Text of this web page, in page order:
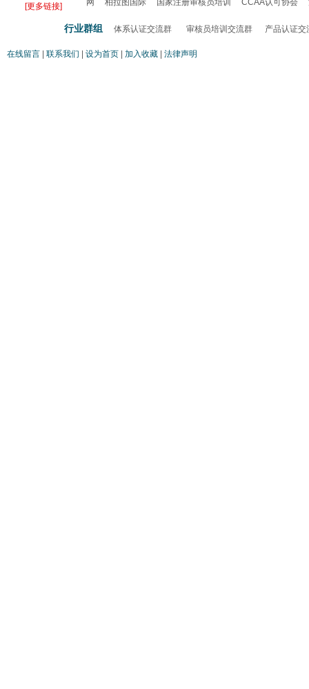
[更多链接] 网 柏拉图国际 国家注册审核员培训 CCAA认可协会
行业群组体系认证交流群 审核员培训交流群 产品认证交
在线留言 联系我们 设为首页 加入收藏 法律声明